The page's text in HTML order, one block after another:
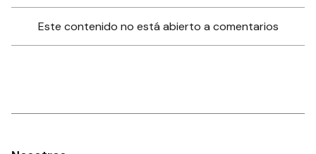
Este contenido no está abierto a comentarios